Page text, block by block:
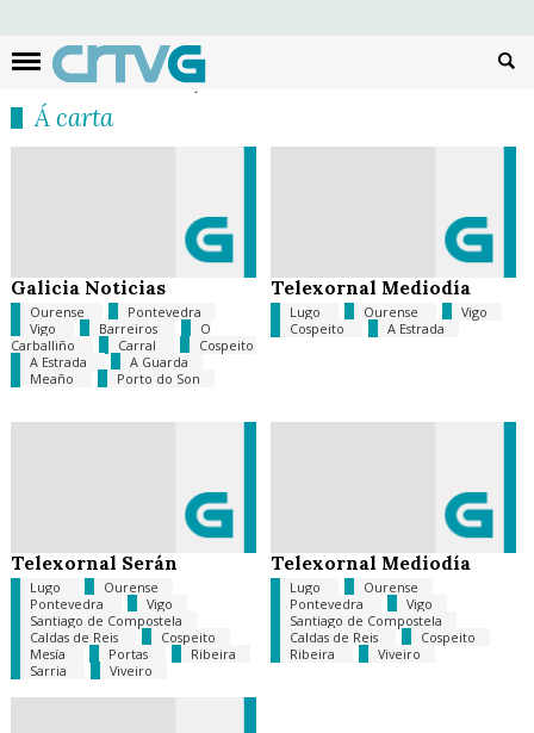
Á carta
Galicia Noticias
Ourense
Pontevedra
Vigo
Barreiros
O
Carballiño
Carral
Cospeito
A Estrada
A Guarda
Meaño
Porto do Son
Telexornal Mediodía
Lugo Ourense
Vigo
Cospeito
A Estrada
Telexornal Serán
Lugo
Ourense
Pontevedra
Vigo
Santiago de Compostela
Caldas de Reis
Cospeito
Mesía
Portas
Ribeira
Sarria
Viveiro
Telexornal Mediodía
Lugo
Ourense
Pontevedra
Vigo
Santiago de Compostela
Caldas de Reis
Cospeito
Ribeira
Viveiro